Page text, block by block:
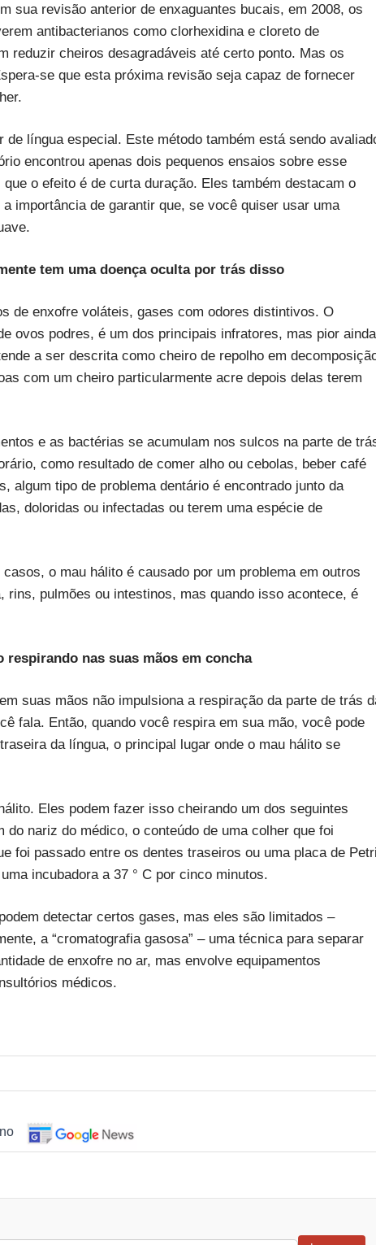
sua revisão anterior de enxaguantes bucais, em 2008, os
antibacterianos como clorhexidina e cloreto de
reduzir cheiros desagradáveis ​​até certo ponto. Mas os
se que esta próxima revisão seja capaz de fornecer
língua especial. Este método também está sendo
encontrou apenas dois pequenos ensaios sobre esse
o efeito é de curta duração. Eles também destacam o
importância de garantir que, se você quiser usar uma
tem uma doença oculta por trás disso
de enxofre voláteis, gases com odores distintivos. O
ovos podres, é um dos principais infratores, mas pior ainda
a ser descrita como cheiro de repolho em
com um cheiro particularmente acre depois delas terem
e as bactérias se acumulam nos sulcos na parte de
como resultado de comer alho ou cebolas, beber café
algum tipo de problema dentário é encontrado junto da
doloridas ou infectadas ou terem uma espécie de
o mau hálito é causado por um problema em outros
rins, pulmões ou intestinos, mas quando isso acontece, é
nas suas mãos em concha
suas mãos não impulsiona a respiração da parte de trás
fala. Então, quando você respira em sua mão, você pode
da língua, o principal lugar onde o mau hálito se
Eles podem fazer isso cheirando um dos seguintes
nariz do médico, o conteúdo de uma colher que foi
foi passado entre os dentes traseiros ou uma placa de
incubadora a 37 ° C por cinco minutos.
detectar certos gases, mas eles são limitados –
a “cromatografia gasosa” – uma técnica para separar
de enxofre no ar, mas envolve equipamentos
médicos.